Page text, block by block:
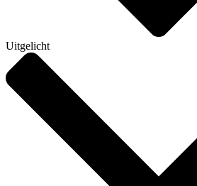
Uitgelicht